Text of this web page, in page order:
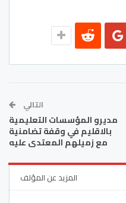
التالي
مديرو المؤسسات التعليمية
بالاقليم في وقفة تضامنية
مع زميلهم المعتدى عليه
المزيد عن المؤلف